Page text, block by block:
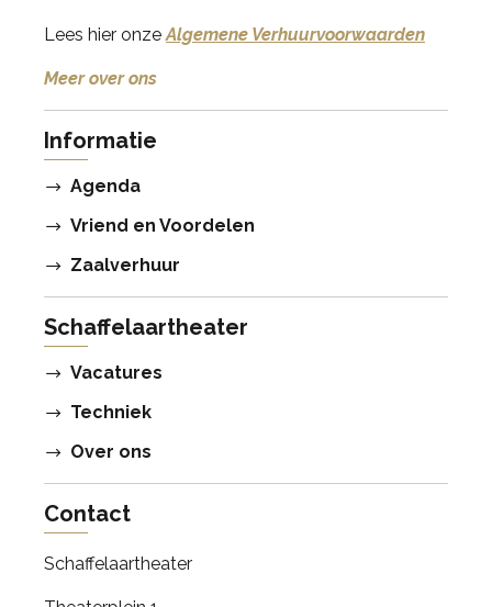
Lees hier onzeAlgemene Verhuurvoorwaarden
Meer over ons
Informatie
Agenda
Vriend en Voordelen
Zaalverhuur
Schaffelaartheater
Vacatures
Techniek
Over ons
Contact
Schaffelaartheater